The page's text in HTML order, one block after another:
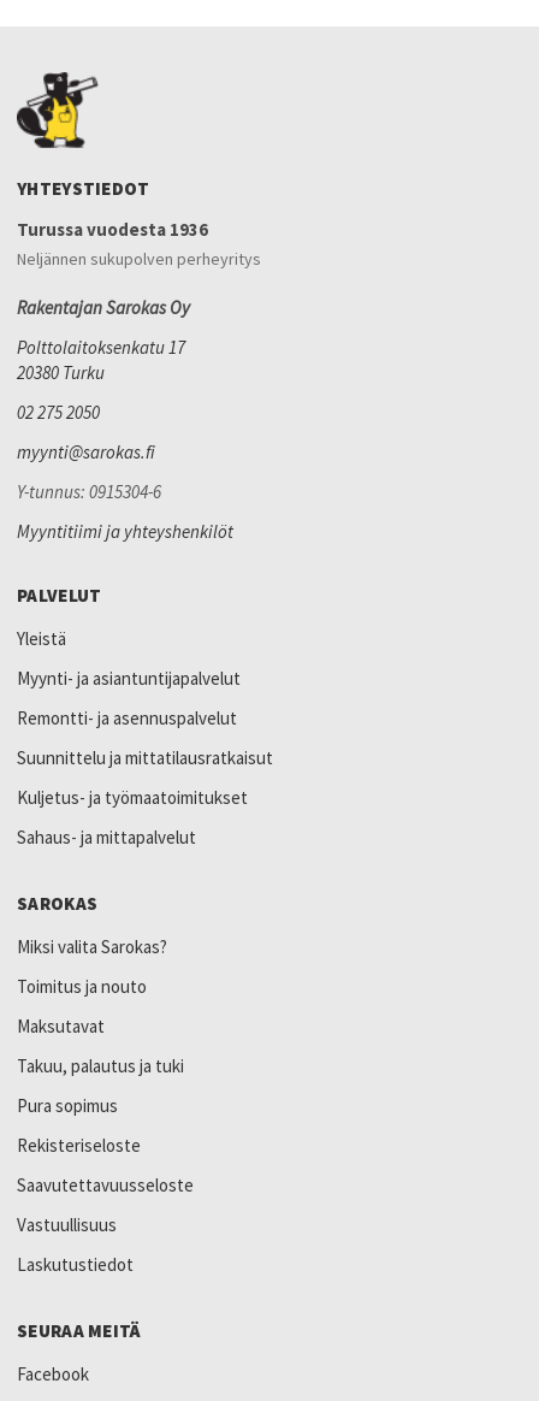
YHTEYSTIEDOT
Turussa vuodesta 1936
Neljännen sukupolven perheyritys
Rakentajan Sarokas Oy
Polttolaitoksenkatu 17
20380 Turku
02 275 2050
myynti@sarokas.fi
Y-tunnus: 0915304-6
Myyntitiimi ja yhteyshenkilöt
PALVELUT
Yleistä
Myynti- ja asiantuntijapalvelut
Remontti- ja asennuspalvelut
Suunnittelu ja mittatilausratkaisut
Kuljetus- ja työmaatoimitukset
Sahaus- ja mittapalvelut
SAROKAS
Miksi valita Sarokas?
Toimitus ja nouto
Maksutavat
Takuu, palautus ja tuki
Pura sopimus
Rekisteriseloste
Saavutettavuusseloste
Vastuullisuus
Laskutustiedot
SEURAA MEITÄ
Facebook